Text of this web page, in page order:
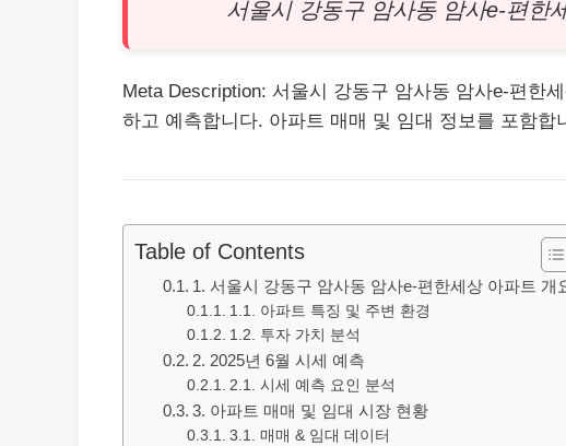
서울시 강동구 암사동 암사e-편한
Meta Description: 서울시 강동구 암사동 암사e-편한
하고 예측합니다. 아파트 매매 및 임대 정보를 포함합
Table of Contents
1. 서울시 강동구 암사동 암사e-편한세상 아파트 개
1.1. 아파트 특징 및 주변 환경
1.2. 투자 가치 분석
2. 2025년 6월 시세 예측
2.1. 시세 예측 요인 분석
3. 아파트 매매 및 임대 시장 현황
3.1. 매매 & 임대 데이터